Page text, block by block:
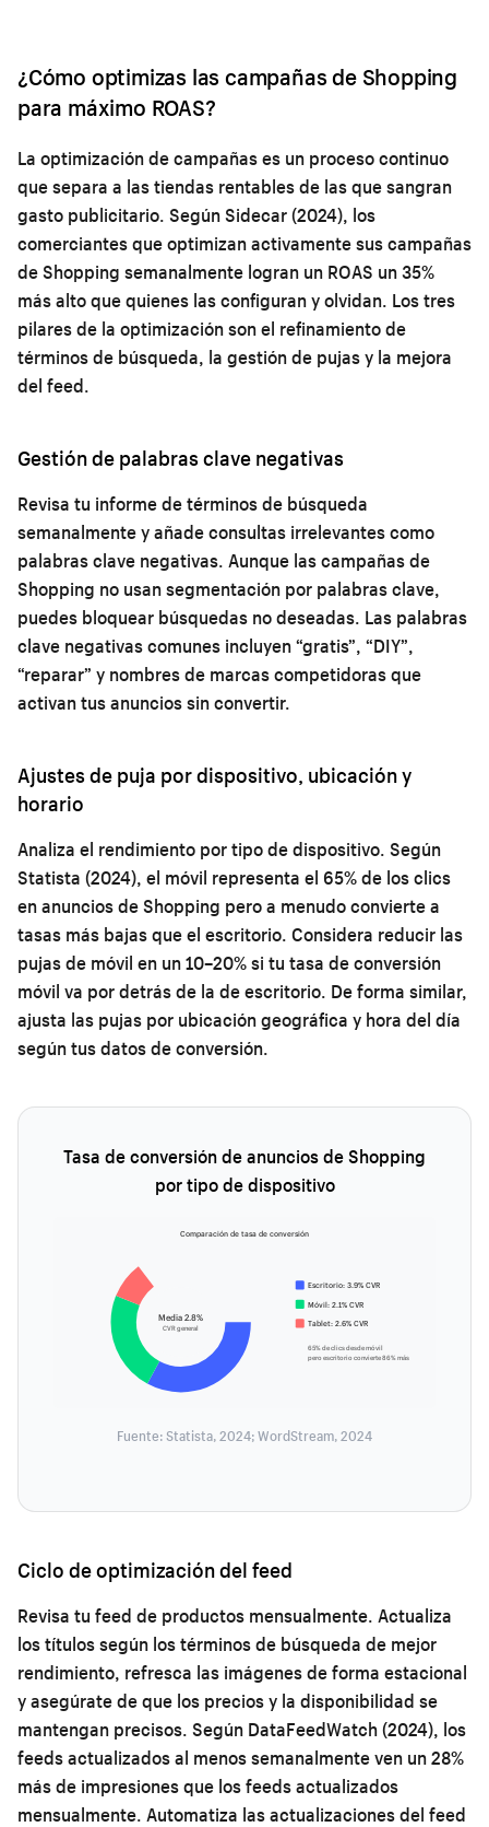
¿Cómo optimizas las campañas de Shopping
para máximo ROAS?
La optimización de campañas es un proceso continuo
que separa a las tiendas rentables de las que sangran
gasto publicitario. Según Sidecar (2024), los
comerciantes que optimizan activamente sus campañas
de Shopping semanalmente logran un ROAS un 35%
más alto que quienes las configuran y olvidan. Los tres
pilares de la optimización son el refinamiento de
términos de búsqueda, la gestión de pujas y la mejora
del feed.
Gestión de palabras clave negativas
Revisa tu informe de términos de búsqueda
semanalmente y añade consultas irrelevantes como
palabras clave negativas. Aunque las campañas de
Shopping no usan segmentación por palabras clave,
puedes bloquear búsquedas no deseadas. Las palabras
clave negativas comunes incluyen “gratis”, “DIY”,
“reparar” y nombres de marcas competidoras que
activan tus anuncios sin convertir.
Ajustes de puja por dispositivo, ubicación y
horario
Analiza el rendimiento por tipo de dispositivo. Según
Statista (2024), el móvil representa el 65% de los clics
en anuncios de Shopping pero a menudo convierte a
tasas más bajas que el escritorio. Considera reducir las
pujas de móvil en un 10–20% si tu tasa de conversión
móvil va por detrás de la de escritorio. De forma similar,
ajusta las pujas por ubicación geográfica y hora del día
según tus datos de conversión.
Tasa de conversión de anuncios de Shopping
por tipo de dispositivo
Comparación de tasa de conversión
Media 2.8%
CVR general
Escritorio: 3.9% CVR
Móvil: 2.1% CVR
Tablet: 2.6% CVR
65% de clics desde móvil
pero escritorio convierte 86% más
Fuente: Statista, 2024; WordStream, 2024
Ciclo de optimización del feed
Revisa tu feed de productos mensualmente. Actualiza
los títulos según los términos de búsqueda de mejor
rendimiento, refresca las imágenes de forma estacional
y asegúrate de que los precios y la disponibilidad se
mantengan precisos. Según DataFeedWatch (2024), los
feeds actualizados al menos semanalmente ven un 28%
más de impresiones que los feeds actualizados
mensualmente. Automatiza las actualizaciones del feed